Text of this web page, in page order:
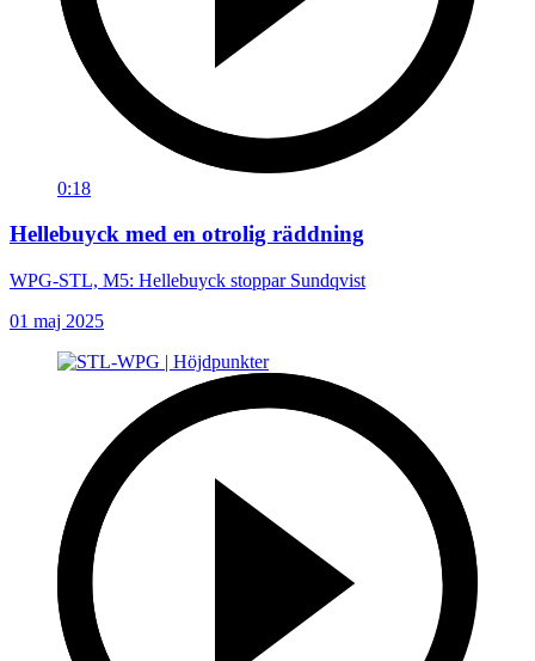
0:18
Hellebuyck med en otrolig räddning
WPG-STL, M5: Hellebuyck stoppar Sundqvist
01 maj 2025